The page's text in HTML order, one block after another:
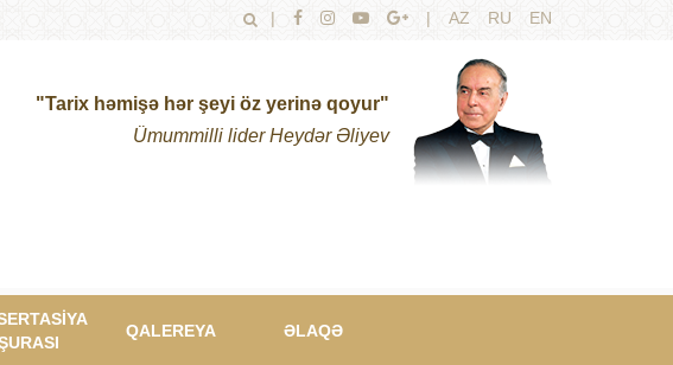
| | AZ RU EN
"Tarix həmişə hər şeyi öz yerinə qoyur"
Ümummilli lider Heydər Əliyev
QALEREYA ƏLAQƏ